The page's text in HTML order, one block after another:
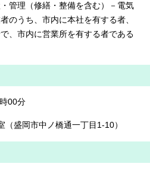
管理（修繕・整備を含む）－電気
のうち、市内に本社を有する者、
、市内に営業所を有する者である
00分
盛岡市中ノ橋通一丁目1-10）